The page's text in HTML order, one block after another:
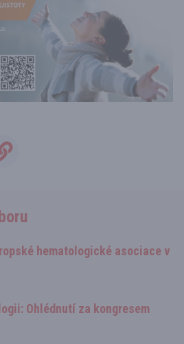
hematologické asociace v
Ohlédnutí za kongresem